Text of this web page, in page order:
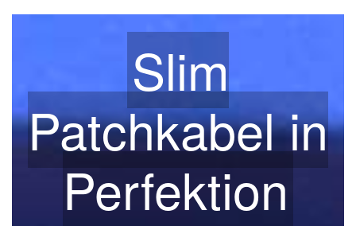
Slim
Patchkabel in
Perfektion